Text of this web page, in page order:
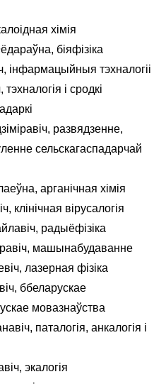
хімія
біяфізіка
інфармацыйныя тэхналогіі
і сродкі
развядзенне,
сельскагаспадарчай
арганічная хімія
клінічная вірусалогія
радыёфізіка
машынабудаванне
лазерная фізіка
ббеларускае
мовазнаўства
паталогія, анкалогія і
экалогія